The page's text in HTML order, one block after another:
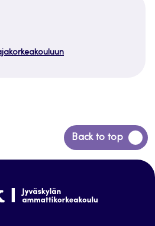
Back to top
Siirry
takaisin